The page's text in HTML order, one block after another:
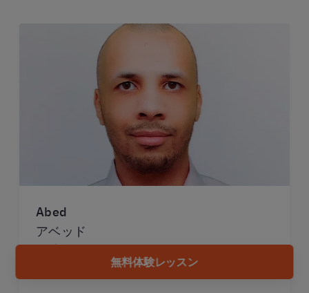
Abed
アベッド
無料体験レッスン